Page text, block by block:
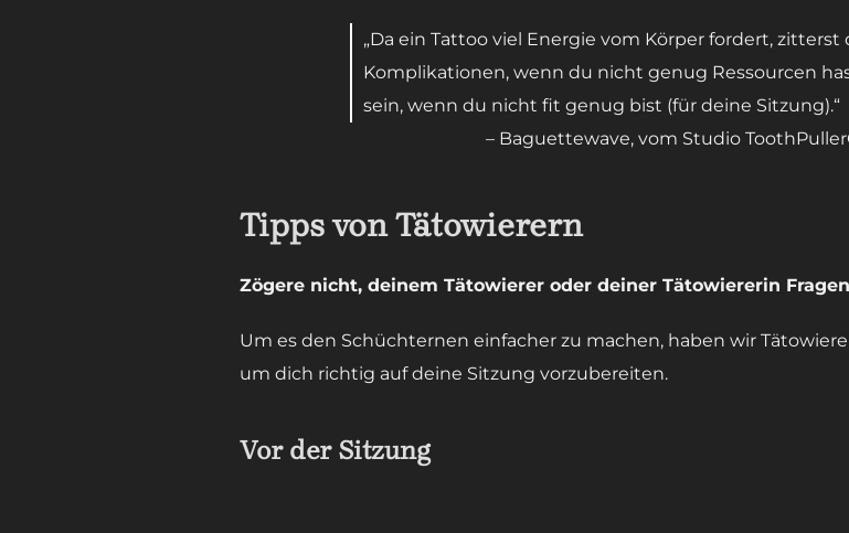
„Da ein Tattoo viel Energie vom Körper fordert,
Komplikationen, wenn du nicht genug Ressourcen
sein, wenn du nicht fit genug bist (für deine Sitzung).“
– Baguettewave, vom Studio
Tipps von Tätowierern
Zögere nicht, deinem Tätowierer oder deiner Tätowiererin
Um es den Schüchternen einfacher zu machen, haben wir
um dich richtig auf deine Sitzung vorzubereiten.
Vor der Sitzung